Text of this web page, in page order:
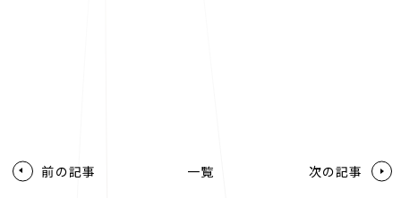
前の記事 一覧 次の記事